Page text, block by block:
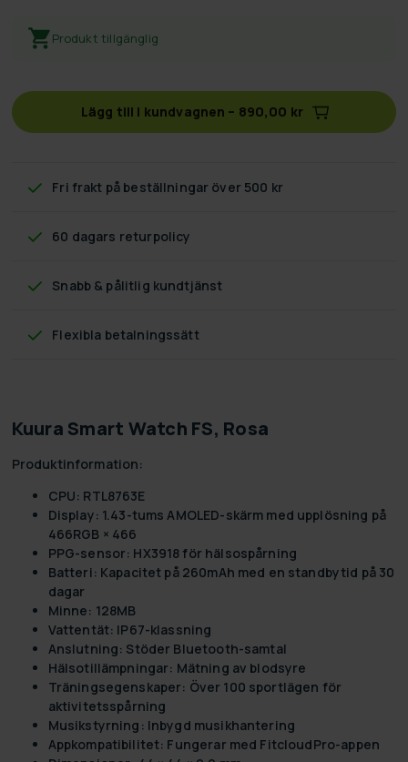
Produkt tillgänglig
Lägg till i kundvagnen – 890,00 kr
Fri frakt på beställningar över 500 kr
60 dagars returpolicy
Snabb & pålitlig kundtjänst
Flexibla betalningssätt
Kuura Smart Watch FS, Rosa
Produktinformation:
CPU: RTL8763E
Display: 1.43-tums AMOLED-skärm med upplösning på
466RGB × 466
PPG-sensor: HX3918 för hälsospårning
Batteri: Kapacitet på 260mAh med en standbytid på 30
dagar
Minne: 128MB
Vattentät: IP67-klassning
Anslutning: Stöder Bluetooth-samtal
Hälsotillämpningar: Mätning av blodsyre
Träningsegenskaper: Över 100 sportlägen för
aktivitetsspårning
Musikstyrning: Inbygd musikhantering
Appkompatibilitet: Fungerar med FitcloudPro-appen